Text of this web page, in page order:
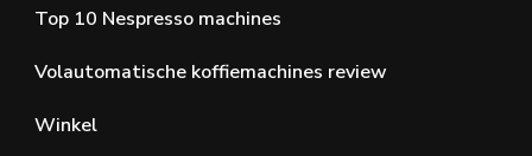
Top 10 Nespresso machines
Volautomatische koffiemachines review
Winkel